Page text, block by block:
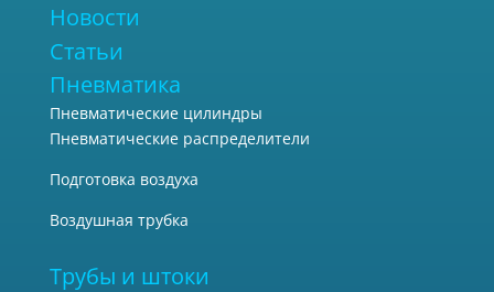
Новости
Статьи
Пневматика
Пневматические цилиндры
Пневматические распределители
Подготовка воздуха
Воздушная трубка
Трубы и штоки